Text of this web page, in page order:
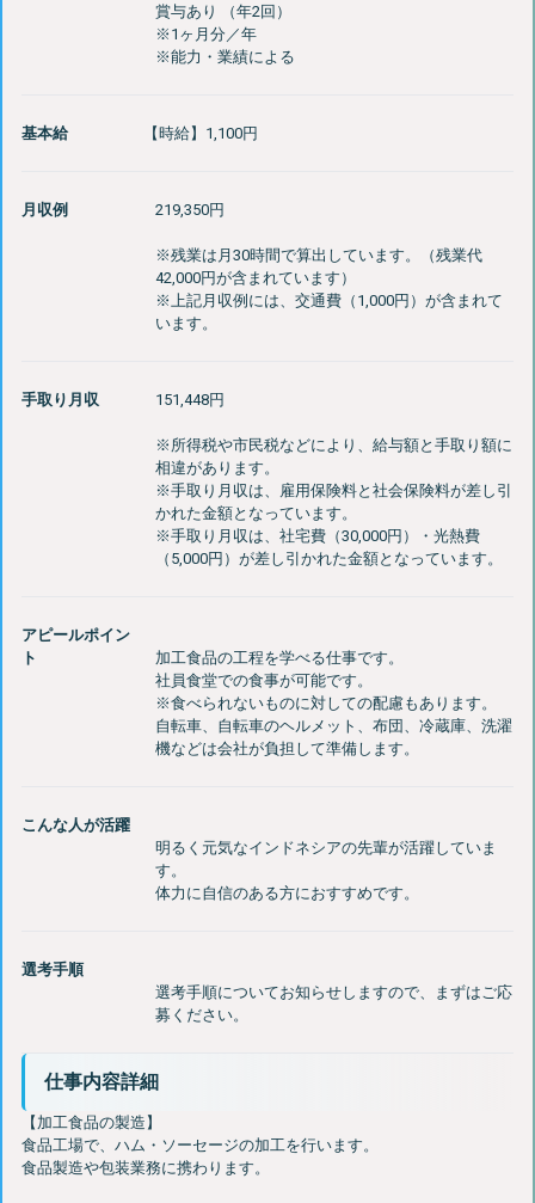
賞与あり （年2回）
※1ヶ月分／年
基本給 【時給】1,100円
月収例 219,350円
※残業は月30時間で算出しています。（残業代
42,000円が含まれています）
※上記月収例には、交通費（1,000円）が含まれて
手取り月収 151,448円
※所得税や市民税などにより、給与額と手取り額に
相違があります。
※手取り月収は、雇用保険料と社会保険料が差し引
かれた金額となっています。
※手取り月収は、社宅費（30,000円）・光熱費
アピールポイン
ト
加工食品の工程を学べる仕事です。
社員食堂での食事が可能です。
※食べられないものに対しての配慮もあります。
自転車、自転車のヘルメット、布団、冷蔵庫、洗濯
こんな人が活躍
明るく元気なインドネシアの先輩が活躍していま
す。
選考手順
選考手順についてお知らせしますので、まずはご応
仕事内容詳細
【加工食品の製造】
食品工場で、ハム・ソーセージの加工を行います。